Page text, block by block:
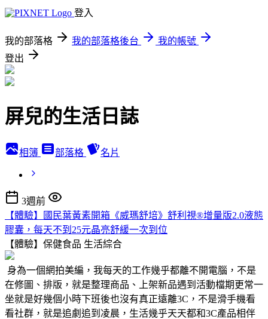
登入
我的部落格 我的部落格後台
我的帳號
登出
屏兒的生活日誌
相簿 部落格 名片
3週前
【體驗】國民葉黃素開箱《威瑪舒培》舒利視®增量版2.0液態
膠囊，每天不到25元晶亮舒緩一次到位
【體驗】保健食品 生活綜合
身為一個網拍美編，我每天的工作幾乎都離不開電腦，不是
在修圖、排版，就是整理商品、上架新品遇到活動檔期更常一
坐就是好幾個小時下班後也沒有真正遠離3C，不是滑手機看
看社群，就是追劇追到凌晨，生活幾乎天天都和3C產品相伴